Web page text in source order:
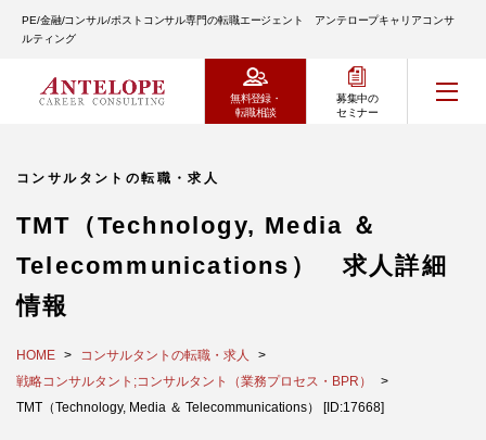
PE/金融/コンサル/ポストコンサル専門の転職エージェント アンテロープキャリアコンサ
ルティング
無料登録・
転職相談
募集中の
セミナー
コンサルタントの転職・求人
TMT（Technology, Media ＆
Telecommunications） 求人詳細
情報
HOME
コンサルタントの転職・求人
戦略コンサルタント;コンサルタント（業務プロセス・BPR）
TMT（Technology, Media ＆ Telecommunications） [ID:17668]